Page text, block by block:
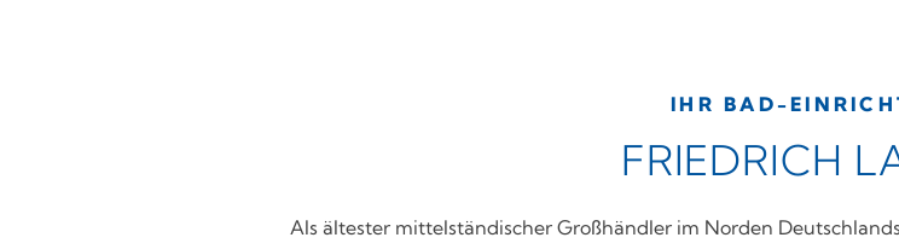
IHR BAD-
FRIEDRICH
Als ältester mittelständischer Großhändler im Norden